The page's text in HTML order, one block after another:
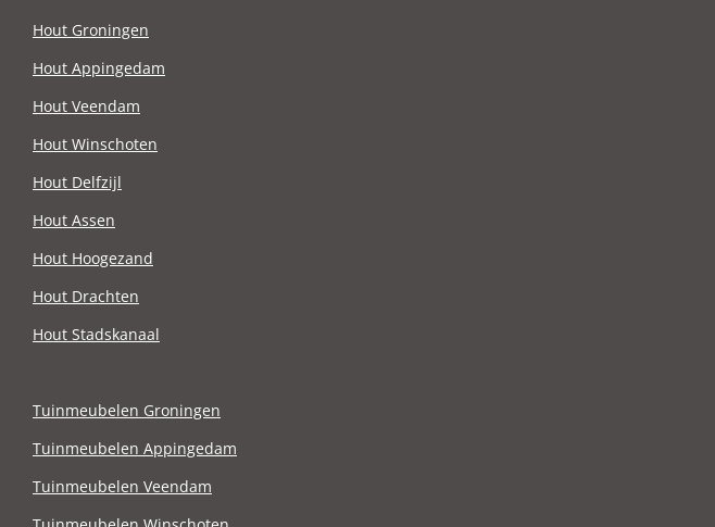
Hout Groningen
Hout Appingedam
Hout Veendam
Hout Winschoten
Hout Delfzijl
Hout Assen
Hout Hoogezand
Hout Drachten
Hout Stadskanaal
Tuinmeubelen Groningen
Tuinmeubelen Appingedam
Tuinmeubelen Veendam